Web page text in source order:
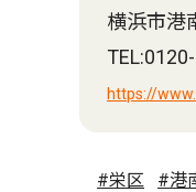
横浜市港
https://
#栄区 #港